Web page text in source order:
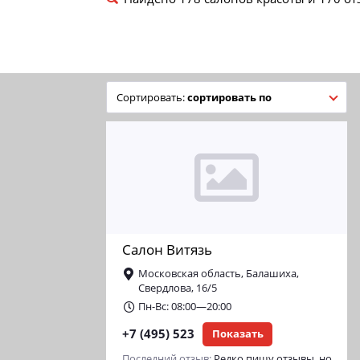
сортировать по
Салон Витязь
Московская область, Балашиха,
Свердлова, 16/5
Пн-Вс: 08:00—20:00
+7 (495) 523 Показать